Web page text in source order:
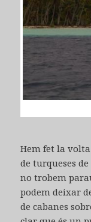
Hem fet la
de turqueses
no trobem
podem deixar
de cabanes